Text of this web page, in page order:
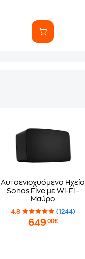
Αυτοενισχυόμενο Ηχείο
Sonos Five με Wi-Fi -
Μαύρο
4.8 (1244)
649,00€